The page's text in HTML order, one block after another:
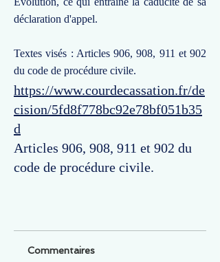
déclaration d'appel.
Textes visés : Articles 906, 908, 911 et 902
du code de procédure civile.
https://www.courdecassation.fr/de
cision/5fd8f778bc92e78bf051b35
d
Articles 906, 908, 911 et 902 du
code de procédure civile.
Commentaires